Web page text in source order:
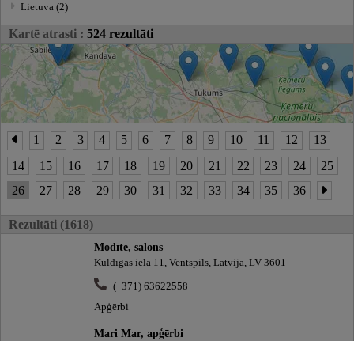
Lietuva (2)
Kartē atrasti : 524 rezultāti
1 2 3 4 5 6 7 8 9 10 11 12
13
14
15 16 17 18 19 20 21 22 23 24
25
26
27 28 29 30 31 32 33 34 35 36
Rezultāti (1618)
Modīte, salons
Kuldīgas iela 11, Ventspils, Latvija, LV-3601
(+371) 63622558
Apģērbi
Mari Mar, apģērbi